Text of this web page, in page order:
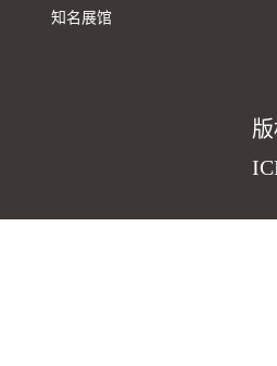
知名展馆